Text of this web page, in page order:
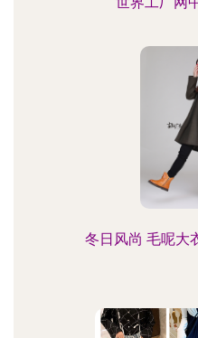
冬日风尚 毛呢大